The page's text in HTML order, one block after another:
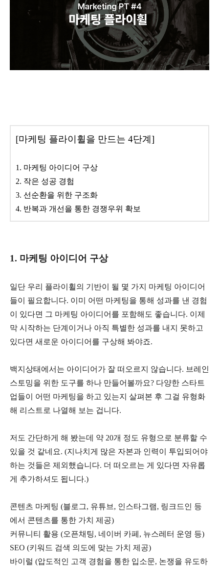
[마케팅 플라이휠을 만드는 4단계]
1. 마케팅 아이디어 구상
2. 작은 성공 경험
3. 선순환을 위한 구조화
4. 반복과 개선을 통한 경쟁우위 확보
1. 마케팅 아이디어 구상
일단 우리 플라이휠의 기반이 될 몇 가지 마케팅 아이디어
들이 필요합니다. 이미 어떤 마케팅을 통해 성과를 낸 경험
이 있다면 그 마케팅 아이디어를 포함해도 좋습니다. 이제
막 시작하는 단계이거나 아직 특별한 성과를 내지 못하고
있다면 새로운 아이디어를 구상해 봐야죠.
백지상태에서는 아이디어가 잘 떠오르지 않습니다. 브레인
스토밍을 위한 도구를 하나 만들어볼까요? 다양한 스타트
업들이 어떤 마케팅을 하고 있는지 살펴본 후 그걸 유형화
해 리스트로 나열해 보는 겁니다.
저도 간단하게 해 봤는데 약 20개 정도 유형으로 분류할 수
있을 것 같네요. (지나치게 많은 자본과 인력이 투입되어야
하는 것들은 제외했습니다. 더 떠오르는 게 있다면 자유롭
게 추가하셔도 됩니다.)
콘텐츠 마케팅 (블로그, 유튜브, 인스타그램, 링크드인 등
에서 콘텐츠를 통한 가치 제공)
커뮤니티 활용 (오픈채팅, 네이버 카페, 뉴스레터 운영 등)
SEO (키워드 검색 의도에 맞는 가치 제공)
바이럴 (압도적인 고객 경험을 통한 입소문, 논쟁을 유도하